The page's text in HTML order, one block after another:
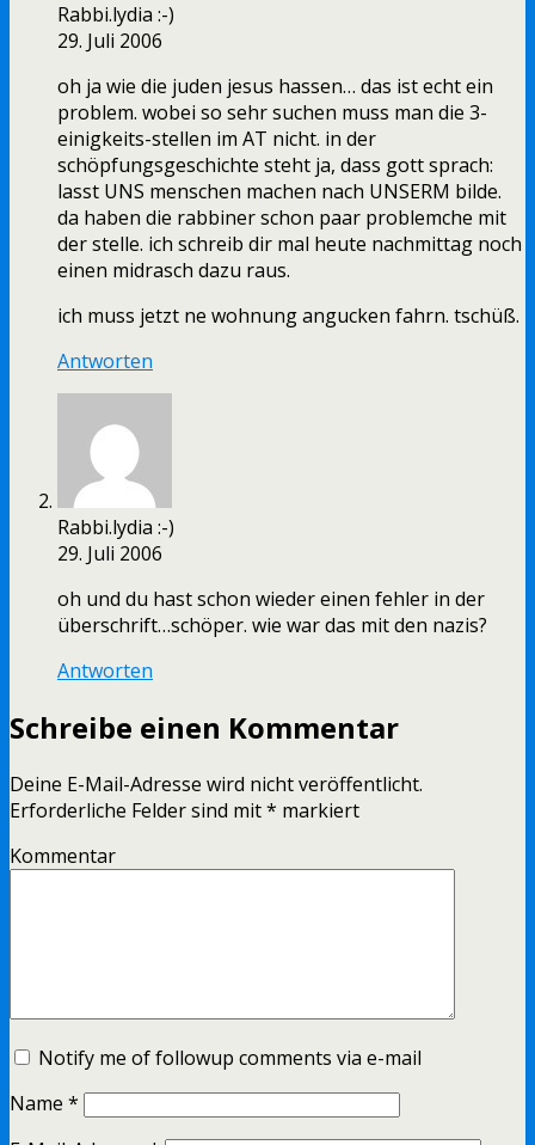
Rabbi.lydia :-)
29. Juli 2006
oh ja wie die juden jesus hassen… das ist echt ein
problem. wobei so sehr suchen muss man die 3-
einigkeits-stellen im AT nicht. in der
schöpfungsgeschichte steht ja, dass gott sprach:
lasst UNS menschen machen nach UNSERM bilde.
da haben die rabbiner schon paar problemche mit
der stelle. ich schreib dir mal heute nachmittag noch
einen midrasch dazu raus.
ich muss jetzt ne wohnung angucken fahrn. tschüß.
Antworten
Rabbi.lydia :-)
29. Juli 2006
oh und du hast schon wieder einen fehler in der
überschrift…schöper. wie war das mit den nazis?
Antworten
Schreibe einen Kommentar
Deine E-Mail-Adresse wird nicht veröffentlicht.
Erforderliche Felder sind mit* markiert
Kommentar
Notify me of followup comments via e-mail
Name *